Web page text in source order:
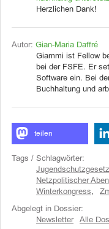
Herzlichen Dank!
Autor: Gian-Maria Daffré
Giammi ist Fellow
bei der FSFE. Er
Software ein. Bei
Buchhaltung und
teilen
Tags / Schlagwörter:
Jugendschutzgesetz
Netzpolitischer
Winterkongress,
Abgelegt in Dossier:
Newsletter
Alle